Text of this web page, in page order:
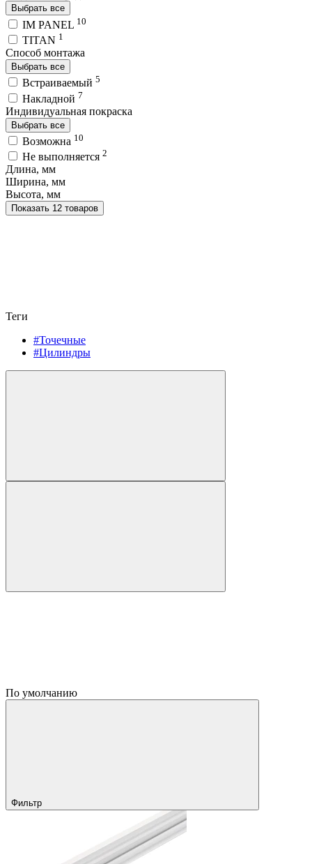
Выбрать все
IM PANEL 10
TITAN 1
Способ монтажа
Выбрать все
Встраиваемый 5
Накладной 7
Индивидуальная покраска
Выбрать все
Возможна 10
Не выполняется 2
Длина, мм
Ширина, мм
Высота, мм
Показать 12 товаров
Теги
#Точечные
#Цилиндры
По умолчанию
Фильтр